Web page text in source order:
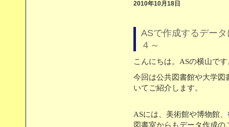
2010年10月18日
ASで作成するデー
４～
こんにちは。ASの横山です
今回は公共図書館や大学図
いてご紹介します。
ASには、美術館や博物館
図書室からもデータ作成の